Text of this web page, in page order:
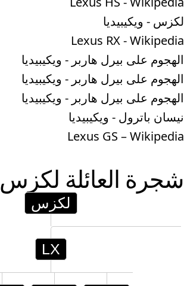
لكزس - ويكيبيديا
Lexus RX - Wikipedia
الهجوم على بيرل هاربر - ويكيبيديا
الهجوم على بيرل هاربر - ويكيبيديا
الهجوم على بيرل هاربر - ويكيبيديا
نيسان باترول - ويكيبيديا
Lexus GS – Wikipedia
شجرة العائلة لكزس
لكزس
LX